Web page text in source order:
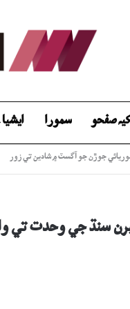
صفحو سمورا ايشيا
جاچ دوران نوجوان ڪيئن فوت ٿيو؟